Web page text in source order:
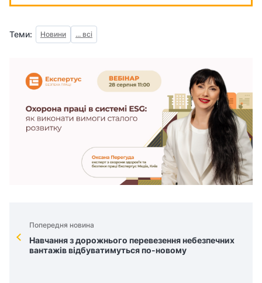
Теми: Новини ... всі
Попередня новина
Навчання з дорожнього перевезення небезпечних
вантажів відбуватимуться по-новому